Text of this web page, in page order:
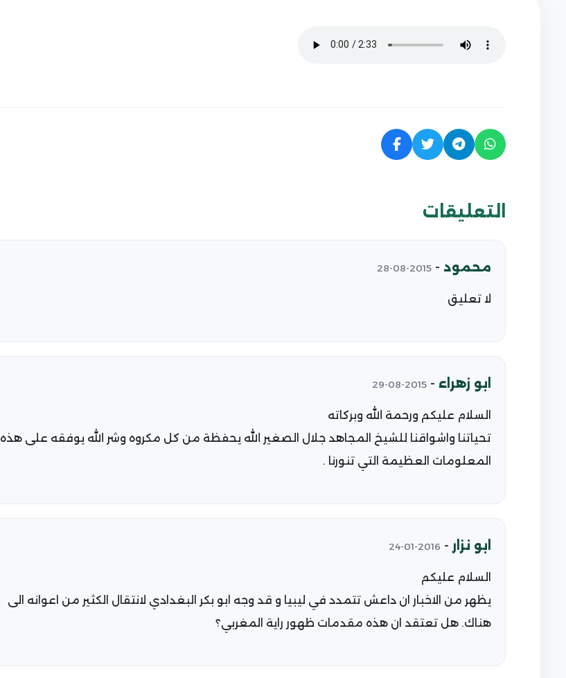
التعليقات
محمود -
2015-08-28
لا تعليق
ابو زهراء -
2015-08-29
السلام عليكم ورحمة الله وبركاته
تحياتنا واشواقنا للشيخ المجاهد جلال الصغير الله يحفظة من كل مكروه وشر الله يوفقه على هذه
المعلومات العظيمة التي تنورنا .
ابو نزار -
2016-01-24
السلام عليكم
يظهر من الاخبار ان داعش تتمدد في ليبيا و قد وجه ابو بكر البغدادي لانتقال الكثير من اعوانه الى
هناك. هل تعتقد ان هذه مقدمات ظهور راية المغربي؟